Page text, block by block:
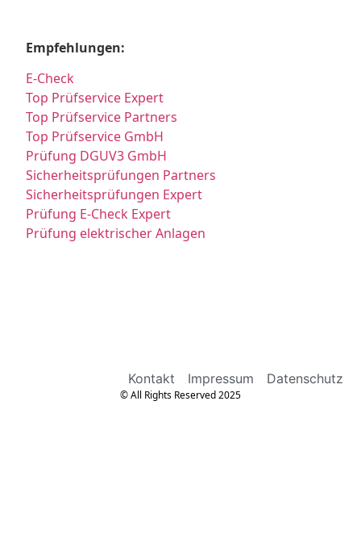
Empfehlungen:
E-Check
Top Prüfservice Expert
Top Prüfservice Partners
Top Prüfservice GmbH
Prüfung DGUV3 GmbH
Sicherheitsprüfungen Partners
Sicherheitsprüfungen Expert
Prüfung E-Check Expert
Prüfung elektrischer Anlagen
Kontakt Impressum Datenschutz
© All Rights Reserved 2025